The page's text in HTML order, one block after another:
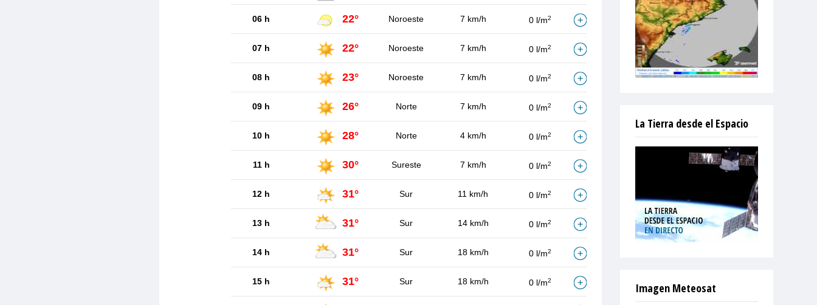
06 h 22° Noroeste 7 km/h 0 l/m2
07 h 22° Noroeste 7 km/h 0 l/m2
08 h 23° Noroeste 7 km/h 0 l/m2
09 h 26° Norte 7 km/h 0 l/m2
10 h 28° Norte 4 km/h 0 l/m2
11 h 30° Sureste 7 km/h 0 l/m2
12 h 31° Sur 11 km/h 0 l/m2
13 h 31° Sur 14 km/h 0 l/m2
14 h 31° Sur 18 km/h 0 l/m2
15 h 31° Sur 18 km/h 0 l/m2
La Tierra desde el Espacio
Imagen Meteosat